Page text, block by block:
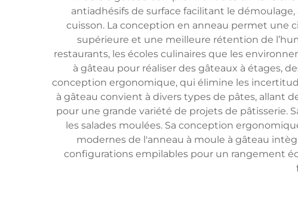
antiadhésifs de surface facilitant le
cuisson. La conception en anneau permet une
supérieure et une meilleure rétention de
restaurants, les écoles culinaires que les
à gâteau pour réaliser des gâteaux à étages,
conception ergonomique, qui élimine les
à gâteau convient à divers types de pâtes, allant
pour une grande variété de projets de pâtisserie.
les salades moulées. Sa conception
modernes de l'anneau à moule à gâteau
configurations empilables pour un rangement